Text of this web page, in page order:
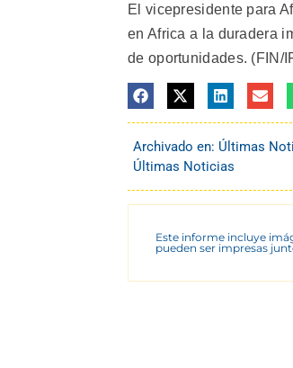
El vicepresidente para
en Africa a la duradera
de oportunidades. (FIN/
Archivado en: Últimas
Últimas Noticias
Este informe incluye
pueden ser impresas